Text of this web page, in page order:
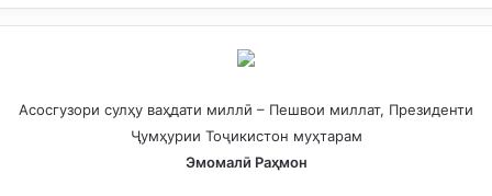
Асосгузори сулҳу ваҳдати миллӣ – Пешвои миллат, Президенти
Ҷумҳурии Тоҷикистон муҳтарам
Эмомалӣ Раҳмон